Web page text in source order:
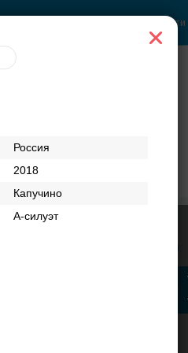
Россия
2018
Капучино
А-силуэт
Войти
Журнал